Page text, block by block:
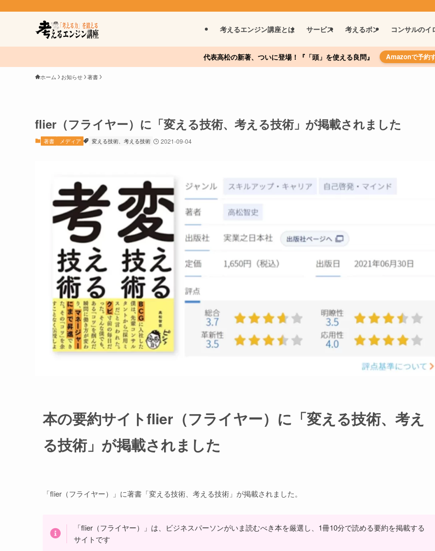
考えるエンジン講座とは サービス 考えるボン コンサルのイ
代表高松の新著、ついに登場！『「頭」を使える良問』 Amazonで予約
ホーム お知らせ 著書
flier（フライヤー）に「変える技術、考える技術」が掲載されました
著書 メディア 変える技術、考える技術 2021-09-04
本の要約サイトflier（フライヤー）に「変える技術、考え
る技術」が掲載されました
「flier（フライヤー）」に著書「変える技術、考える技術」が掲載されました。
「flier（フライヤー）」は、ビジネスパーソンがいま読むべき本を厳選し、1冊10分で読める要約を掲載する
サイトです